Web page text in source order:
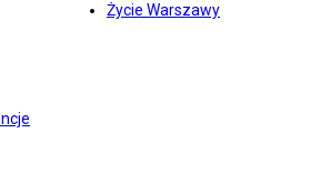
Życie Warszawy